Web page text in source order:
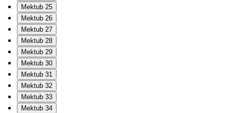
Mektub 25
Mektub 26
Mektub 27
Mektub 28
Mektub 29
Mektub 30
Mektub 31
Mektub 32
Mektub 33
Mektub 34